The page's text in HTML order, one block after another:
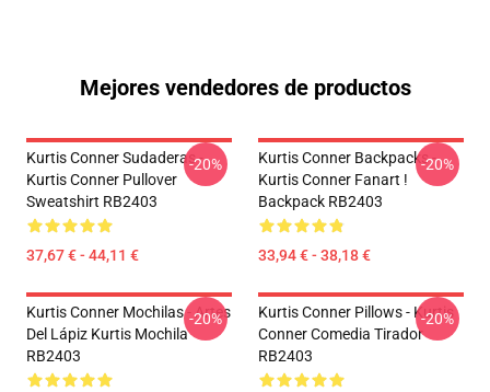
Mejores vendedores de productos
Kurtis Conner Sudaderas -
Kurtis Conner Pullover
Sweatshirt RB2403
37,67 € - 44,11 €
-20%
Kurtis Conner Backpacks -
Kurtis Conner Fanart !
Backpack RB2403
33,94 € - 38,18 €
-20%
Kurtis Conner Mochilas - Artes
Del Lápiz Kurtis Mochila
RB2403
-20%
Kurtis Conner Pillows - Kurtis
Conner Comedia Tirador
RB2403
-20%